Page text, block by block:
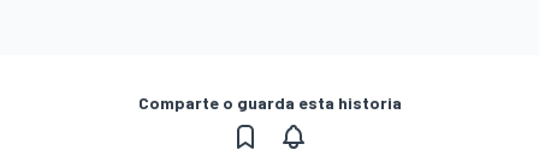
Comparte o guarda esta historia